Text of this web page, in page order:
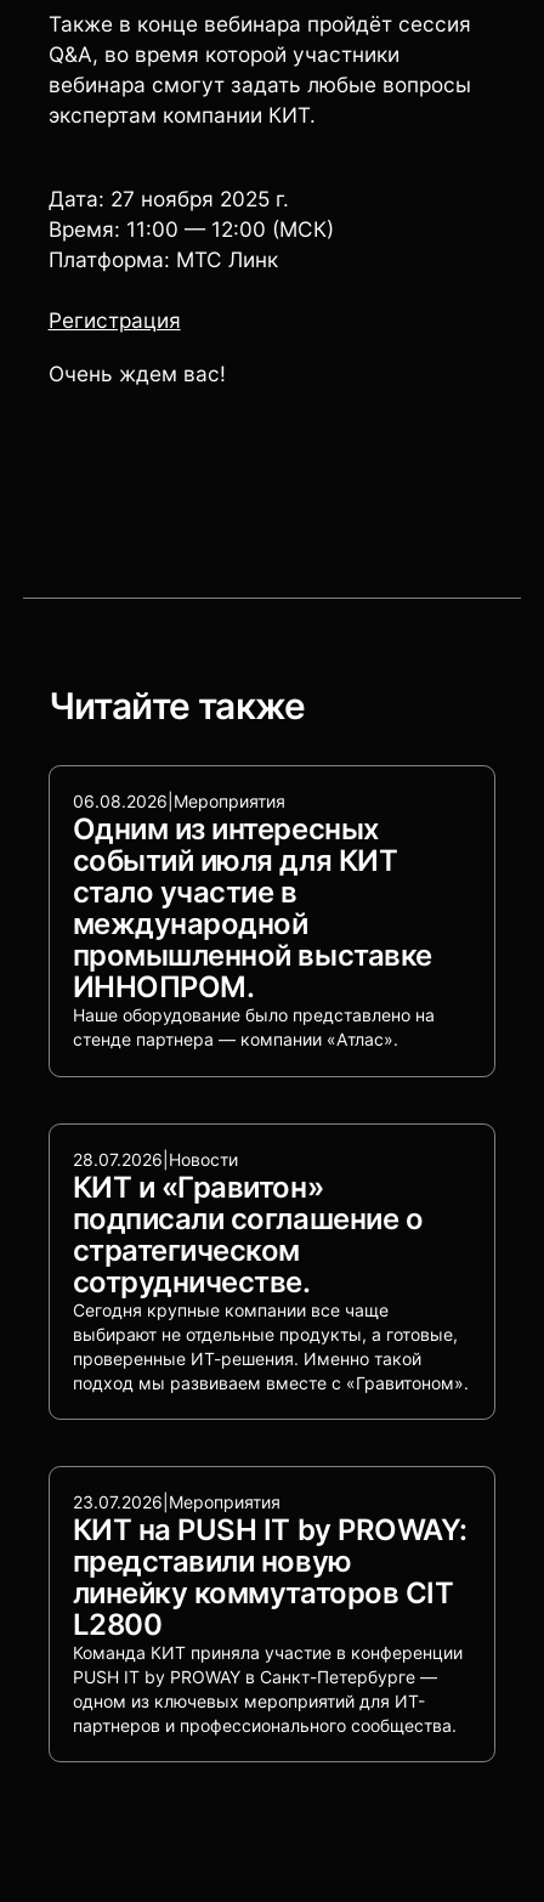
Также в конце вебинара пройдёт сессия
Q&A, во время которой участники
вебинара смогут задать любые вопросы
экспертам компании КИТ.
Дата: 27 ноября 2025 г.
Время: 11:00 — 12:00 (МСК)
Платформа: МТС Линк
Регистрация
Очень ждем вас!
Читайте также
06.08.2026 Мероприятия
Одним из интересных
событий июля для КИТ
стало участие в
международной
промышленной выставке
ИННОПРОМ.
Наше оборудование было представлено на
стенде партнера — компании «Атлас».
28.07.2026 Новости
КИТ и «Гравитон»
подписали соглашение о
стратегическом
сотрудничестве.
Сегодня крупные компании все чаще
выбирают не отдельные продукты, а готовые,
проверенные ИТ-решения. Именно такой
подход мы развиваем вместе с «Гравитоном».
23.07.2026 Мероприятия
КИТ на PUSH IT by PROWAY:
представили новую
линейку коммутаторов CIT
L2800
Команда КИТ приняла участие в конференции
PUSH IT by PROWAY в Санкт-Петербурге —
одном из ключевых мероприятий для ИТ-
партнеров и профессионального сообщества.